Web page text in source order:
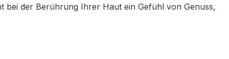
bei der Berührung Ihrer Haut ein Gefühl von Genuss,